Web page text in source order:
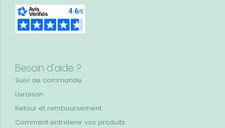
Besoin d'aide ?
Suivi de commande
Livraison
Retour et remboursement
Comment entretenir vos produits